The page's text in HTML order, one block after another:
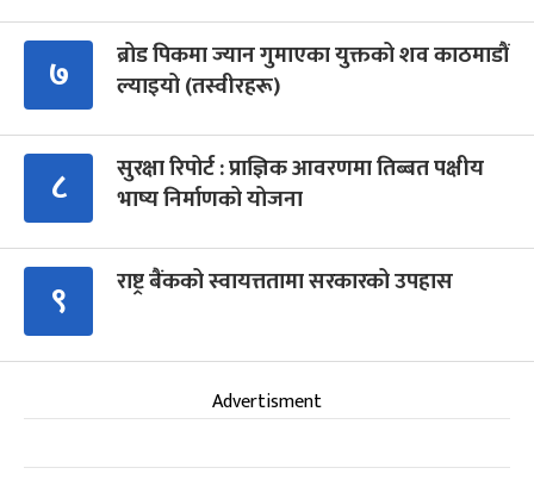
७
ब्रोड पिकमा ज्यान गुमाएका युक्तको शव काठमाडौं
ल्याइयो (तस्वीरहरू)
८
सुरक्षा रिपोर्ट : प्राज्ञिक आवरणमा तिब्बत पक्षीय
भाष्य निर्माणको योजना
९ राष्ट्र बैंकको स्वायत्ततामा सरकारको उपहास
Advertisment